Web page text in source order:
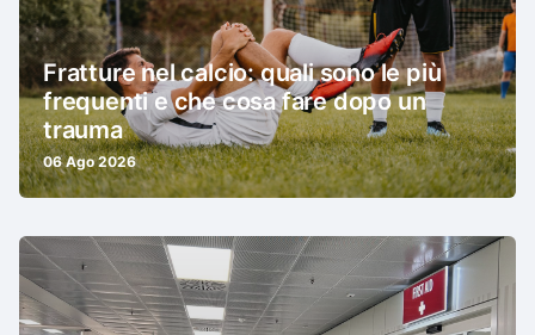
Fratture nel calcio: quali sono le più
frequenti e che cosa fare dopo un
trauma
06 Ago 2026